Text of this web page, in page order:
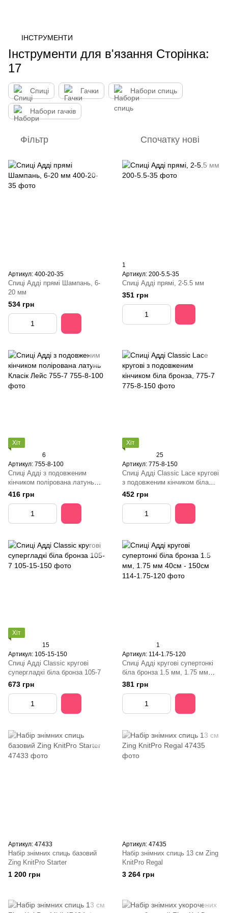
ІНСТРУМЕНТИ
Інструменти для в'язання Сторінка:
17
Спиці Гачки Набори спиць
Набори гачків
Фільтр Спочатку нові
Артикул: 400-20-35
Спиці Адді прямі Шампань, 6-
20 мм
534 грн
1
Артикул: 200-5.5-35
Спиці Адді прямі, 2-5.5 мм
351 грн
Хіт
6
Артикул: 755-8-100
Спиці Адді з подовженим
кінчиком полірована латунь
Класік Лейс 755-7
416 грн
Хіт
25
Артикул: 775-8-150
Спиці Адді Classic Lace кругові
з подовженим кінчиком біла
бронза, 775-7
452 грн
Хіт
15
Артикул: 105-15-150
Спиці Адді Classic кругові
супергладкі біла бронза 105-7
673 грн
1
Артикул: 114-1.75-120
Спиці Адді кругові супертонкі
біла бронза 1.5 мм, 1.75 мм
40см - 150см
381 грн
Артикул: 47433
Набір знімних спиць базовий
Zing KnitPro Starter
1 200 грн
Артикул: 47435
Набір знімних спиць 13 см Zing
KnitPro Regal
3 264 грн